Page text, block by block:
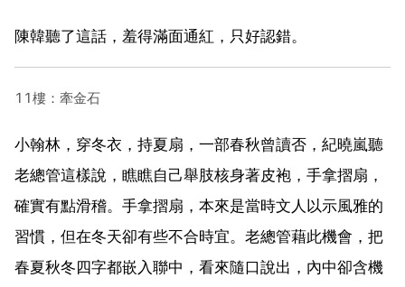
陳韓聽了這話，羞得滿面通紅，只好認錯。
11樓：牽金石
小翰林，穿冬衣，持夏扇，一部春秋曾讀否，紀曉嵐聽
老總管這樣說，瞧瞧自己舉肢核身著皮袍，手拿摺扇，
確實有點滑稽。手拿摺扇，本來是當時文人以示風雅的
習慣，但在冬天卻有些不合時宜。老總管藉此機會，把
春夏秋冬四字都嵌入聯中，看來隨口說出，內中卻含機